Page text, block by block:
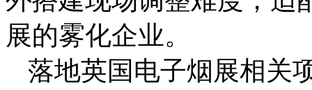
展的雾化企业。
落地英国电子烟展相关